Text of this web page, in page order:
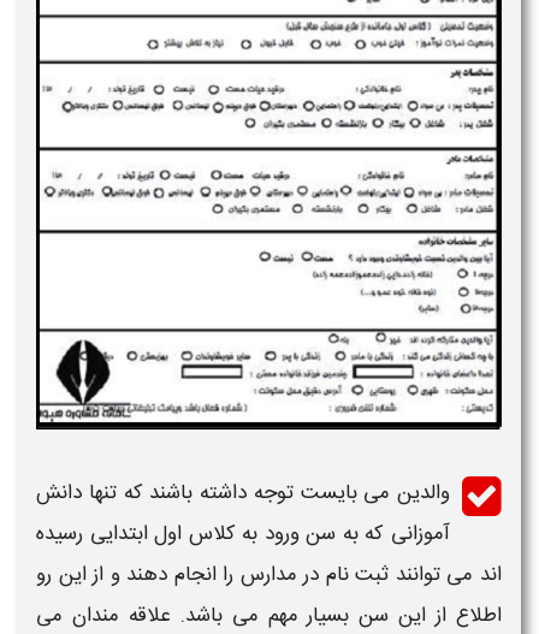
والدین می بایست توجه داشته باشند که تنها دانش
آموزانی که به سن ورود به کلاس اول ابتدایی رسیده
اند می توانند ثبتنام در مدارس را انجام دهند و از این رو
اطلاع از این سن بسیار مهم می باشد. علاقه مندان می